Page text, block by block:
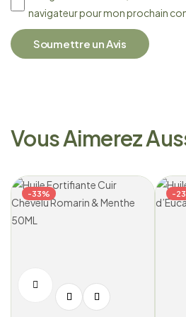
navigateur pour mon prochain
Soumettre un Avis
Vous Aimerez
-33% -